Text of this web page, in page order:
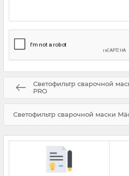
Светофильтр сварочной
PRO
Светофильтр сварочной маски